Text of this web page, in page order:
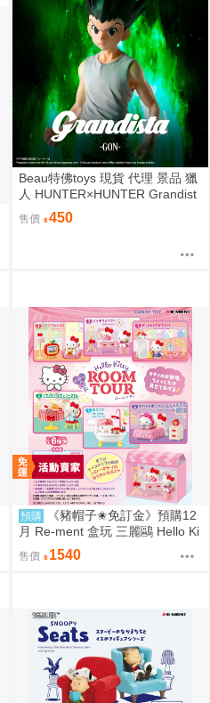
Beau特佛toys 現貨 代理 景品 獵
人 HUNTER×HUNTER Grandist
a 小傑 0206
售價 450
預購
《豬帽子✬免訂金》預購12
月 Re-ment 盒玩 三麗鷗 Hello Ki
tty 秘密房間之旅 中盒6入 0816
售價 1540